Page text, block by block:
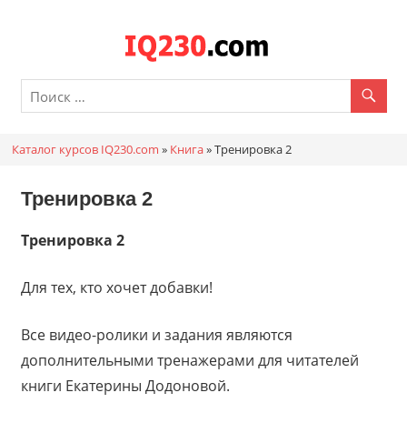
онлайн
Каталог курсов IQ230.com » Книга»Тренировка 2
Тренировка 2
Тренировка 2
Для тех, кто хочет добавки!
Все видео-ролики и задания являются
дополнительными тренажерами для читателей
книги Екатерины Додоновой.